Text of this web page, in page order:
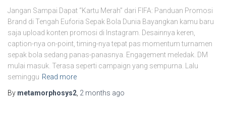
Jangan Sampai Dapat “Kartu Merah” dari FIFA: Panduan Promosi
Brand di Tengah Euforia Sepak Bola Dunia Bayangkan kamu baru
saja upload konten promosi di Instagram. Desainnya keren,
caption-nya on-point, timing-nya tepat pas momentum turnamen
sepak bola sedang panas-panasnya. Engagement meledak. DM
mulai masuk. Terasa seperti campaign yang sempurna. Lalu
seminggu Read more
By metamorphosys2 2 months ago